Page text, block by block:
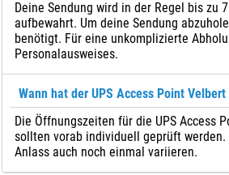
Deine Sendung wird in der Regel bis zu
aufbewahrt. Um deine Sendung
benötigt. Für eine unkomplizierte
Personalausweises.
Wann hat der UPS Access Point
Die Öffnungszeiten für die UPS Access
sollten vorab individuell geprüft
Anlass auch noch einmal variieren.